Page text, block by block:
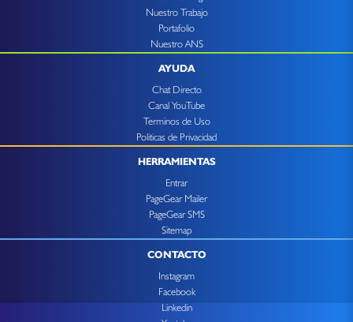
Nuestro Trabajo
Portafolio
Nuestro ANS
AYUDA
Chat Directo
Canal YouTube
Terminos de Uso
Politicas de Privacidad
HERRAMIENTAS
Entrar
PageGear Mailer
PageGear SMS
Sitemap
CONTACTO
Instagram
Facebook
Linkedin